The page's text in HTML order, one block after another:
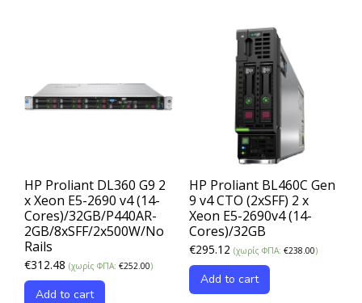
HP Proliant DL360 G9 2
x Xeon E5-2690 v4 (14-
Cores)/32GB/P440AR-
2GB/8xSFF/2x500W/No
Rails
€312.48 (χωρίς ΦΠΑ: €252.00)
Add to cart
HP Proliant BL460C Gen
9 v4 CTO (2xSFF) 2 x
Xeon E5-2690v4 (14-
Cores)/32GB
€295.12 (χωρίς ΦΠΑ: €238.00)
Add to cart